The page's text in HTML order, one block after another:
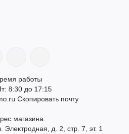
работы
8:30 до 17:15
Скопировать почту
магазина:
Электродная, д. 2, стр. 7, эт. 1